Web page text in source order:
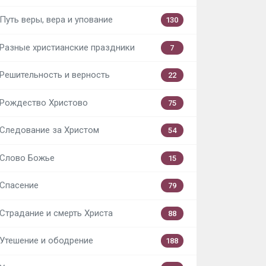
Путь веры, вера и упование 130
Разные христианские праздники 7
Решительность и верность 22
Рождество Христово 75
Следование за Христом 54
Слово Божье 15
Спасение 79
Страдание и смерть Христа 88
Утешение и ободрение 188